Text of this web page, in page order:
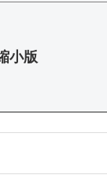
小版